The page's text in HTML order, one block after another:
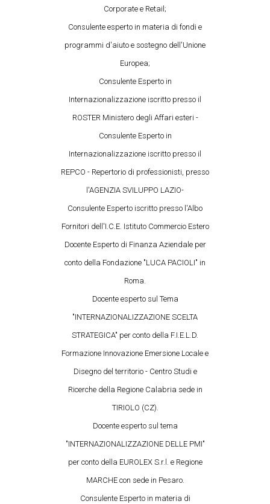
Corporate e Retail;
Consulente esperto in materia di fondi e
programmi d'aiuto e sostegno dell'Unione
Europea;
Consulente Esperto in
Internazionalizzazione iscritto presso il
ROSTER Ministero degli Affari esteri -
Consulente Esperto in
Internazionalizzazione iscritto presso il
REPCO - Repertorio di professionisti, presso
l'AGENZIA SVILUPPO LAZIO-
Consulente Esperto iscritto presso l'Albo
Fornitori dell'I.C.E. Istituto Commercio Estero
Docente Esperto di Finanza Aziendale per
conto della Fondazione "LUCA PACIOLI" in
Roma.
Docente esperto sul Tema
"INTERNAZIONALIZZAZIONE SCELTA
STRATEGICA" per conto della F.I.E.L.D.
Formazione Innovazione Emersione Locale e
Disegno del territorio - Centro Studi e
Ricerche della Regione Calabria sede in
TIRIOLO (CZ).
Docente esperto sul tema
"INTERNAZIONALIZZAZIONE DELLE PMI"
per conto della EUROLEX S.r.l. e Regione
MARCHE con sede in Pesaro.
Consulente Esperto in materia di